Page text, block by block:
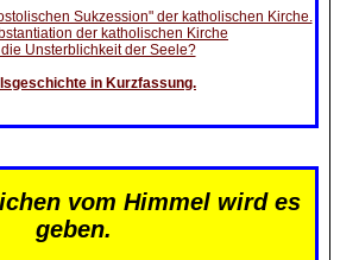
Sukzession" der katholischen Kirche.
der katholischen Kirche
Unsterblichkeit der Seele?
in Kurzfassung.
vom Himmel wird es
geben.